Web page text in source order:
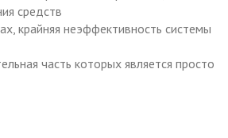
средств
крайняя неэффективность системы
часть которых является просто